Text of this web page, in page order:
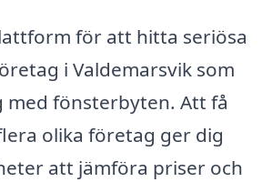
för att hitta seriösa
i Valdemarsvik som
med fönsterbyten. Att få
olika företag ger dig
att jämföra priser och